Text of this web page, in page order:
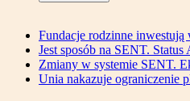
Fundacje rodzinne inwestują
Jest sposób na SENT.
Zmiany w systemie SENT.
Unia nakazuje ograniczenie